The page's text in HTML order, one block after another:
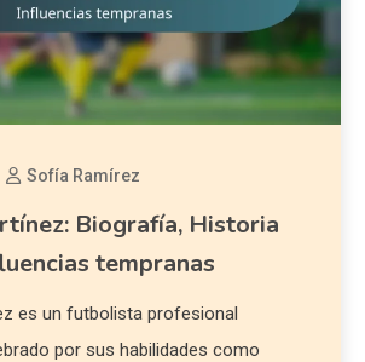
Sofía Ramírez
Biografía, Historia
tempranas
es un futbolista profesional
por sus habilidades como